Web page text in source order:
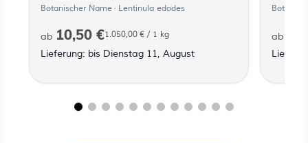
Botanischer Name · Lentinula edodes
ab 10,50 €1.050,00 € / 1 kg
Lieferung: bis Dienstag 11, August
ab